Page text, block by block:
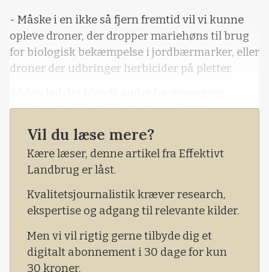
- Måske i en ikke så fjern fremtid vil vi kunne
opleve droner, der dropper mariehøns til brug
for biologisk bekæmpelse i jordbærmarker, eller
droner der udbringer herbicider på pletter.
direktor Desirée Börjesdotter ved NBR og
Nordic Sugars fælles inspirationsdag tirsdag i
Sakskøbing Sportscenter.
En inspirationsdag der bød på en lang række
Vil du læse mere?
Kære læser, denne artikel fra Effektivt
Landbrug er låst.
Kvalitetsjournalistik kræver research,
ekspertise og adgang til relevante kilder.
Men vi vil rigtig gerne tilbyde dig et
digitalt abonnement i 30 dage for kun
30 kroner.